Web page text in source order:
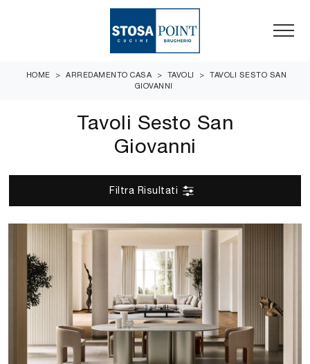
HOME > ARREDAMENTO CASA > TAVOLI >
TAVOLI SESTO SAN
GIOVANNI
Tavoli Sesto San
Giovanni
Filtra Risultati